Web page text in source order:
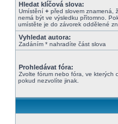
Hledat klíčová slova:
Umístění + před slovem znamená,
nemá být ve výsledku přítomno.
umístěte je do závorek oddělené
Vyhledat autora:
Zadáním * nahradíte část slova
Prohledávat fóra:
Zvolte fórum nebo fóra, ve kterých
pokud nezvolíte jinak.